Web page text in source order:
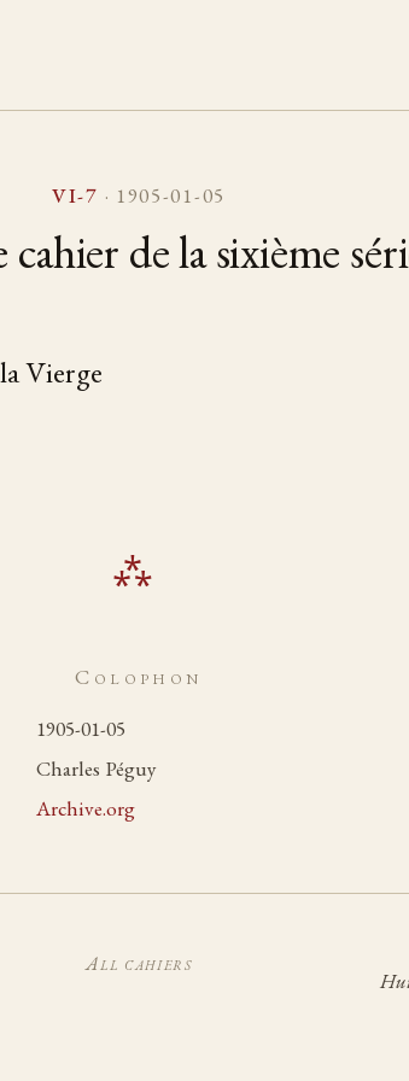
VI-7 · 1905-01-05
cahier de la sixième
Vierge
Colophon
1905-01-05
Charles Péguy
Archive.org
All cahiers